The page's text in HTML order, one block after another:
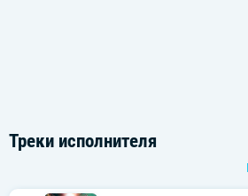
Треки исполнителя